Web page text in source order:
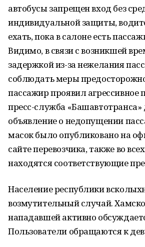
автобусы запрещен вход без
индивидуальной защиты,
ехать, пока в салоне есть
Видимо, в связи с возникшей
задержкой из-за нежелания
соблюдать меры
пассажир проявил агрессивное
пресс-служба «Башавтотранса»
объявление о недопущении
масок было опубликовано на
сайте перевозчика, также во
находятся соответствующие
Население республики
возмутительный случай.
нападавшей активно
Пользователи обращаются к